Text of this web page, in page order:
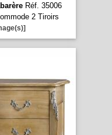
Réf. 35006
2 Tiroirs